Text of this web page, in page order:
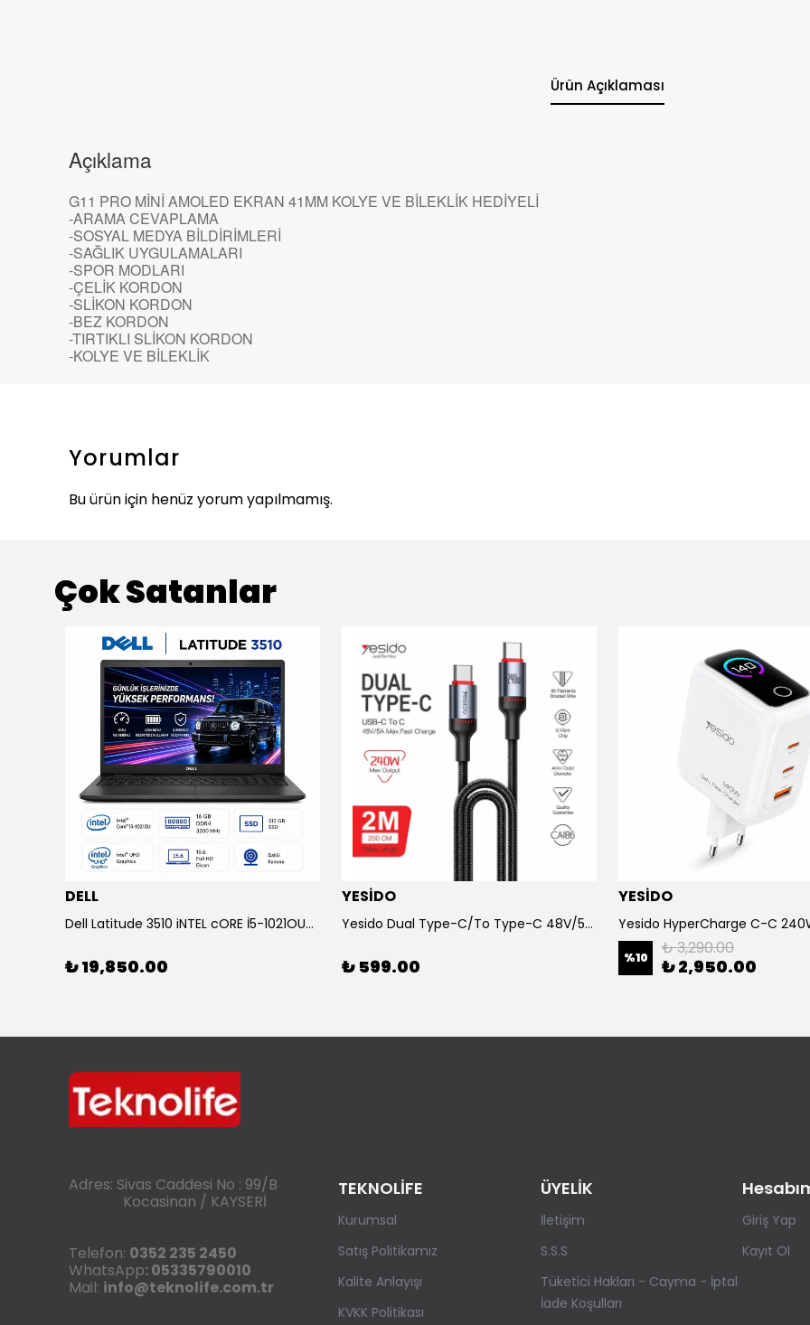
Ürün Açıklaması
Açıklama
G11 PRO MİNİ AMOLED EKRAN 41MM KOLYE VE BİLEKLİK HEDİYELİ
-ARAMA CEVAPLAMA
-SOSYAL MEDYA BİLDİRİMLERİ
-SAĞLIK UYGULAMALARI
-SPOR MODLARI
-ÇELİK KORDON
-SLİKON KORDON
-BEZ KORDON
-TIRTIKLI SLİKON KORDON
-KOLYE VE BİLEKLİK
Yorumlar
Bu ürün için henüz yorum yapılmamış.
Çok Satanlar
DELL
Dell Latitude 3510 iNTEL cORE İ5-1021OU-16 GB RAM-500 SSD Laptop
₺ 19,850.00
YESİDO
Yesido Dual Type-C/To Type-C 48V/5A Süper Hızlı Şarj ve Veri Kablo
₺ 599.00
YESİDO
%10 ₺ 3,290.00
₺ 2,950.00
TEKNOLİFE
Kurumsal
Satış Politikamız
Kalite Anlayışı
KVKK Politikası
ÜYELİK
İletişim
S.S.S
Tüketici Hakları - Cayma - İptal
İade Koşulları
Giriş Yap
Kayıt Ol
Adres: Sivas Caddesi No : 99/B
Kocasinan / KAYSERİ
Telefon: 0352 235 2450
WhatsApp: 05335790010
Mail: info@teknolife.com.tr